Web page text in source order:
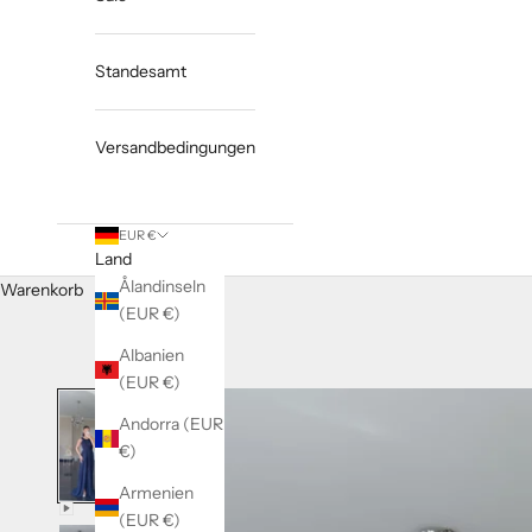
Standesamt
Versandbedingungen
EUR €
Land
Ålandinseln
(EUR €)
Albanien
(EUR €)
Andorra (EUR
€)
Armenien
(EUR €)
Warenkorb